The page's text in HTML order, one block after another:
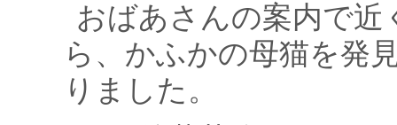
おばあさんの案内で
ら、かふかの母猫を発
りました。